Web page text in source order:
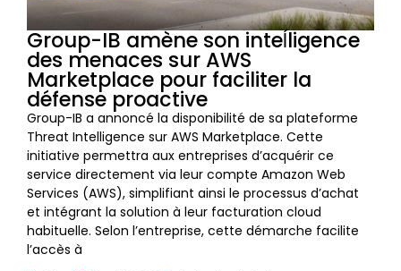
Group-IB amène son inteĺligence
des menaces sur AWS
Marketplace pour faciliter la
défense proactive
Group-IB a annoncé la disponibilité de sa plateforme
Threat Intelligence sur AWS Marketplace. Cette
initiative permettra aux entreprises d’acquérir ce
service directement via leur compte Amazon Web
Services (AWS), simplifiant ainsi le processus d’achat
et intégrant la solution à leur facturation cloud
habituelle. Selon l’entreprise, cette démarche facilite
l’accès à